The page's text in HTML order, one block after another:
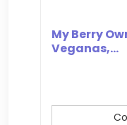
My Berry
Veganas,...